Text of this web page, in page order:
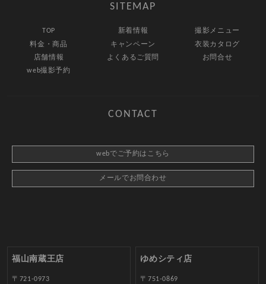
SITEMAP
TOP 新着情報
撮影メニュー
料金・商品
キャンペーン
衣装カタログ
店舗情報
よくあるご質問
お問合せ
web撮影予約
CONTACT
webでご予約はこちら
メールでお問合わせ
福山南蔵王店
〒721-0973
ゆめシティ店
〒751-0869